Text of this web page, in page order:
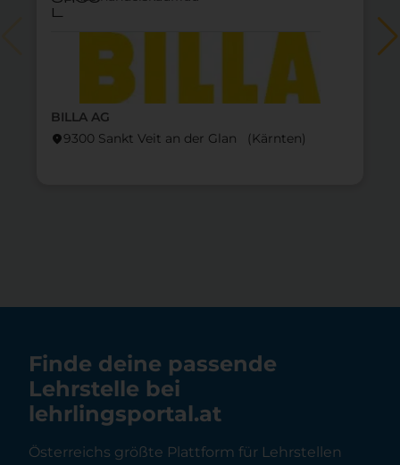
BILLA AG
location_on9300 Sankt Veit an der Glan (Kärnten)
l
Finde deine passende
Lehrstelle bei
lehrlingsportal.at
Österreichs größte Plattform für Lehrstellen